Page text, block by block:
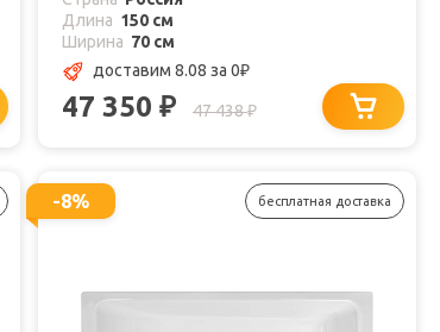
Длина 150 см
Ширина 70 см
доставим 8.08 за 0₽
47 350 ₽ 47 438₽
-8% бесплатная доставка